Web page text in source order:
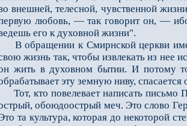
внешней, телесной, чувственной
любовь, — так говорит он, —
его к духовной жизни".
В обращении к Смирнской церкви
жизнь так, чтобы извлекать из нее
жить в духовном бытии. И потому
эту земную ниву, спасается
Тот, кто повелевает написать письмо
обоюдоострый меч. Это слово
та культура, которая до некоторой